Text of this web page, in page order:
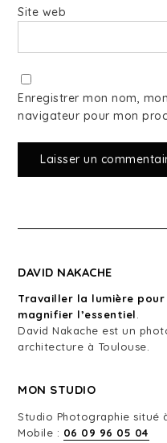
Site web
Enregistrer mon nom,
navigateur pour mon
DAVID NAKACHE
Travailler la lumière
magnifier l’essentiel.
David Nakache est un
architecture à Toulouse.
MON STUDIO
Studio Photographie situé
Mobile : 06 09 96 05 04